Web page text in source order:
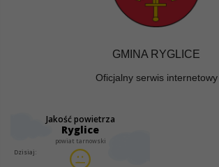
GMINA RYGLICE
Oficjalny serwis internetowy